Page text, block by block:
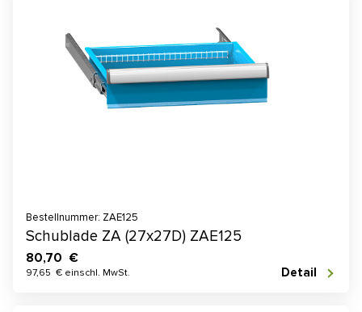
Bestellnummer: ZAE125
Schublade ZA (27x27D) ZAE125
80,70 €
97,65 € einschl. MwSt. Detail